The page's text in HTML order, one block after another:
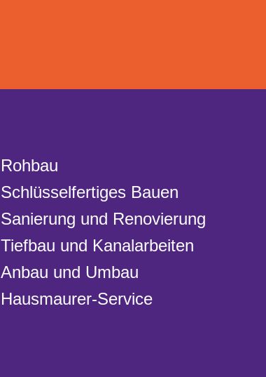
Rohbau
Schlüsselfertiges Bauen
Sanierung und Renovierung
Tiefbau und Kanalarbeiten
Anbau und Umbau
Hausmaurer-Service